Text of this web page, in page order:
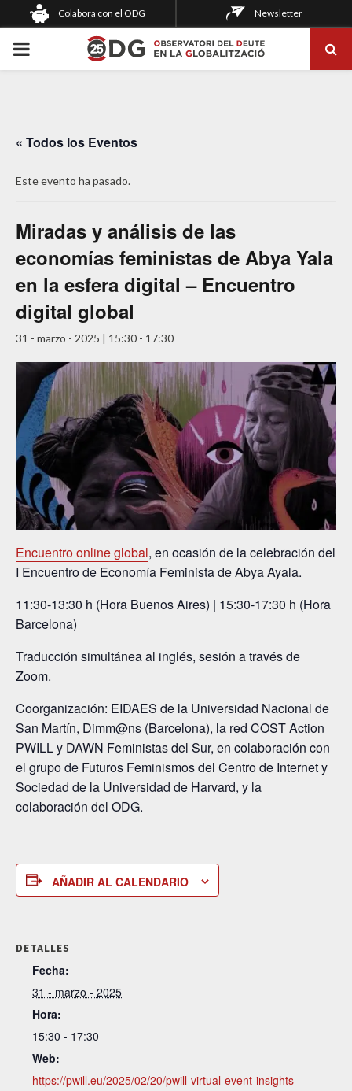
Colabora con el ODG Newsletter
PRIMARY
« Todos los Eventos
Este evento ha pasado.
Miradas y análisis de las
economías feministas de Abya Yala
en la esfera digital – Encuentro
digital global
31 - marzo - 2025 | 15:30 - 17:30
Encuentro online global, en ocasión de la celebración del
I Encuentro de Economía Feminista de Abya Ayala.
11:30-13:30 h (Hora Buenos Aires) | 15:30-17:30 h (Hora
Barcelona)
Traducción simultánea al inglés, sesión a través de
Zoom.
Coorganización: EIDAES de la Universidad Nacional de
San Martín, Dimm@ns (Barcelona), la red COST Action
PWILL y DAWN Feministas del Sur, en colaboración con
el grupo de Futuros Feminismos del Centro de Internet y
Sociedad de la Universidad de Harvard, y la
colaboración del ODG.
AÑADIR AL CALENDARIO
DETALLES
Fecha:
31 - marzo - 2025
Hora:
15:30 - 17:30
Web:
https://pwill.eu/2025/02/20/pwill-virtual-event-insights-